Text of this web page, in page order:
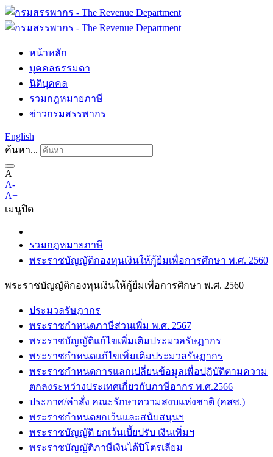
หน้าหลัก
บุคคลธรรมดา
นิติบุคคล
รวมกฎหมายภาษี
ข่าวกรมสรรพากร
English
ค้นหา...
A
A-
A+
เมนูปิด
รวมกฎหมายภาษี
พระราชบัญญัติกองทุนเงินให้กู้ยืมเพื่อการศึกษา พ.ศ. 2560
พระราชบัญญัติกองทุนเงินให้กู้ยืมเพื่อการศึกษา พ.ศ. 2560
ประมวลรัษฎากร
พระราชกำหนดภาษีส่วนเพิ่ม พ.ศ. 2567
พระราชบัญญัติแก้ไขเพิ่มเติมประมวลรัษฏากร
พระราชกำหนดแก้ไขเพิ่มเติมประมวลรัษฏากร
พระราชกำหนดการแลกเปลี่ยนข้อมูลเพื่อปฏิบัติตามความ
ตกลงระหว่างประเทศเกี่ยวกับภาษีอากร พ.ศ.2566
ประกาศ/คำสั่ง คณะรักษาความสงบแห่งชาติ (คสช.)
พระราชกำหนดยกเว้นและสนับสนุนฯ
พระราชบัญญัติ ยกเว้นเบี้ยปรับ เงินเพิ่มฯ
พระราชบัญญัติภาษีเงินได้ปิโตรเลียม